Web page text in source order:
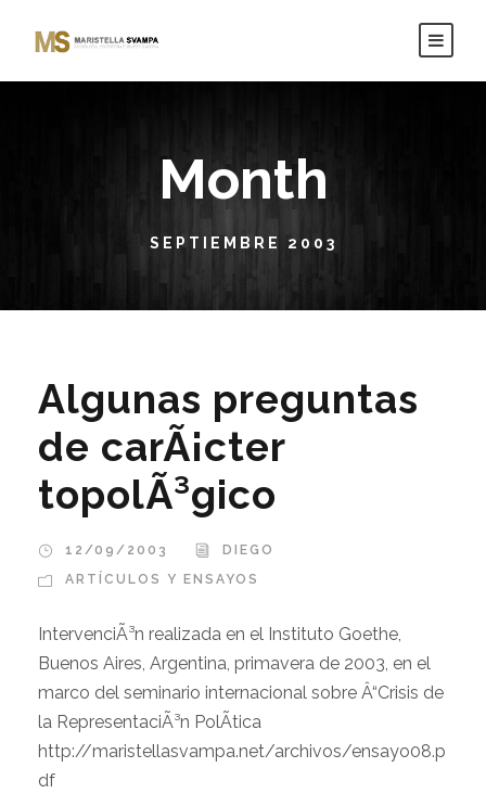
Month
SEPTIEMBRE 2003
Algunas preguntas
de carÃ¡cter
topolÃ³gico
12/09/2003
DIEGO
ARTÍCULOS Y ENSAYOS
IntervenciÃ³n realizada en el Instituto Goethe,
Buenos Aires, Argentina, primavera de 2003, en el
marco del seminario internacional sobre Â“Crisis de
la RepresentaciÃ³n PolÃ­tica
http://maristellasvampa.net/archivos/ensayo08.p
df